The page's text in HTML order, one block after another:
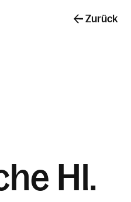
Zurück
Hl.